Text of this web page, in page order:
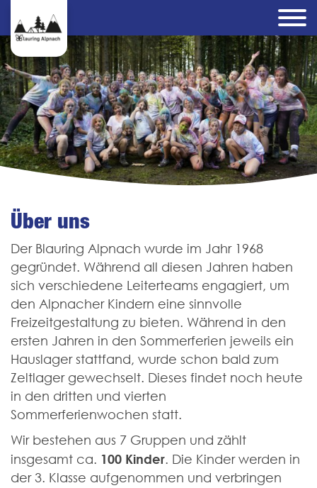
Über uns
Der Blauring Alpnach wurde im Jahr 1968
gegründet. Während all diesen Jahren haben
sich verschiedene Leiterteams engagiert, um
den Alpnacher Kindern eine sinnvolle
Freizeitgestaltung zu bieten. Während in den
ersten Jahren in den Sommerferien jeweils ein
Hauslager stattfand, wurde schon bald zum
Zeltlager gewechselt. Dieses findet noch heute
in den dritten und vierten
Sommerferienwochen statt.
Wir bestehen aus 7 Gruppen und zählt
insgesamt ca. 100 Kinder. Die Kinder werden in
der 3. Klasse aufgenommen und verbringen